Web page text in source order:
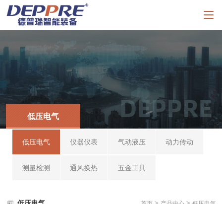
低压电气
低压电气 仪器仪表 气动液压 动力传动
测量检测 通风换热 五金工具